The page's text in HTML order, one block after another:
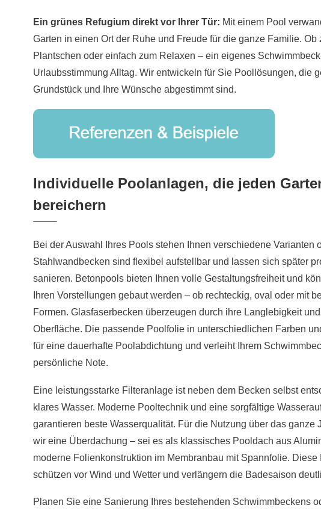
Ein grünes Refugium direkt vor Ihrer Tür: Mit einem Pool
Garten in einen Ort der Ruhe und Freude für die ganze Familie. Ob
Plantschen oder einfach zum Relaxen – ein eigenes
Urlaubsstimmung Alltag. Wir entwickeln für Sie Poollösungen, die
Grundstück und Ihre Wünsche abgestimmt sind.
Individuelle Poolanlagen, die jeden
bereichern
Bei der Auswahl Ihres Pools stehen Ihnen verschiedene Varianten
Stahlwandbecken sind flexibel aufstellbar und lassen sich später
sanieren. Betonpools bieten Ihnen volle Gestaltungsfreiheit und
Ihren Vorstellungen gebaut werden – ob rechteckig, oval oder mit
Formen. Glasfaserbecken überzeugen durch ihre Langlebigkeit
Oberfläche. Die passende Poolfolie in unterschiedlichen Farben
für eine dauerhafte Poolabdichtung und verleiht Ihrem
persönliche Note.
Eine leistungsstarke Filteranlage ist neben dem Becken selbst
klares Wasser. Moderne Pooltechnik und eine sorgfältige
garantieren beste Wasserqualität. Für die Nutzung über das ganze
wir eine Überdachung – sei es als klassisches Pooldach aus
moderne Folienkonstruktion im Membranbau mit Spannfolie. Diese
schützen vor Wind und Wetter und verlängern die Badesaison
Planen Sie eine Sanierung Ihres bestehenden Schwimmbeckens